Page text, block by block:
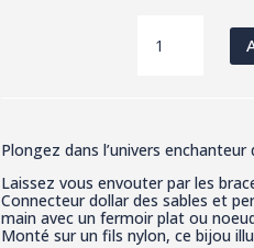
DE
BRACELET
VIBES
Plongez dans l’univers enchanteur
Laissez vous envouter par les
Connecteur dollar des sables et
main avec un fermoir plat ou
Monté sur un fils nylon, ce bijou